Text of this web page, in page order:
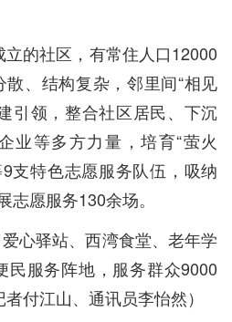
的社区，有常住人口12000
、结构复杂，邻里间“相见
引领，整合社区居民、下沉
业等多方力量，培育“萤火
9支特色志愿服务队伍，吸纳
愿服务130余场。
心驿站、西湾食堂、老年学
民服务阵地，服务群众9000
者付江山、通讯员李怡然）